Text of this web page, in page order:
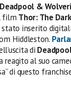
Deadpool &
film Thor: The
stato inserito
Hiddleston.
di
reagito al suo
di questo